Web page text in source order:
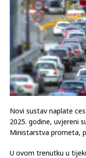
Novi sustav naplate
2025. godine, uvjereni
Ministarstva prometa,
U ovom trenutku u